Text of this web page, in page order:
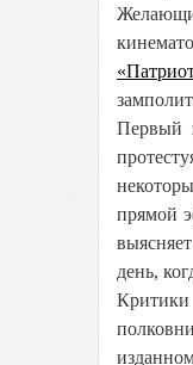
Первый
прямой
день,